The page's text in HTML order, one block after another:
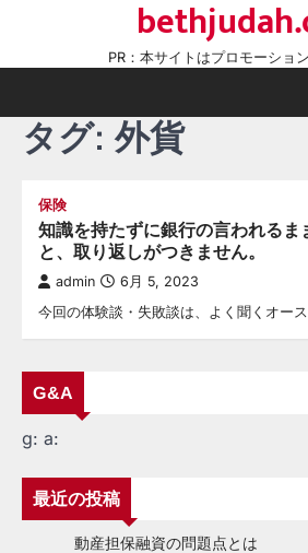
content
PR：本サイトはプロモーショ
タグ: 外貨
保険
知識を持たずに銀行の言われるま
と、取り返しがつきません。
admin 6月 5, 2023
今回の体験談・失敗談は、よく聞くオー
G&A
g: a:
最近の投稿
動産担保融資の問題点とは